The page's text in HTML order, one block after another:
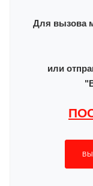
Для вызова
или